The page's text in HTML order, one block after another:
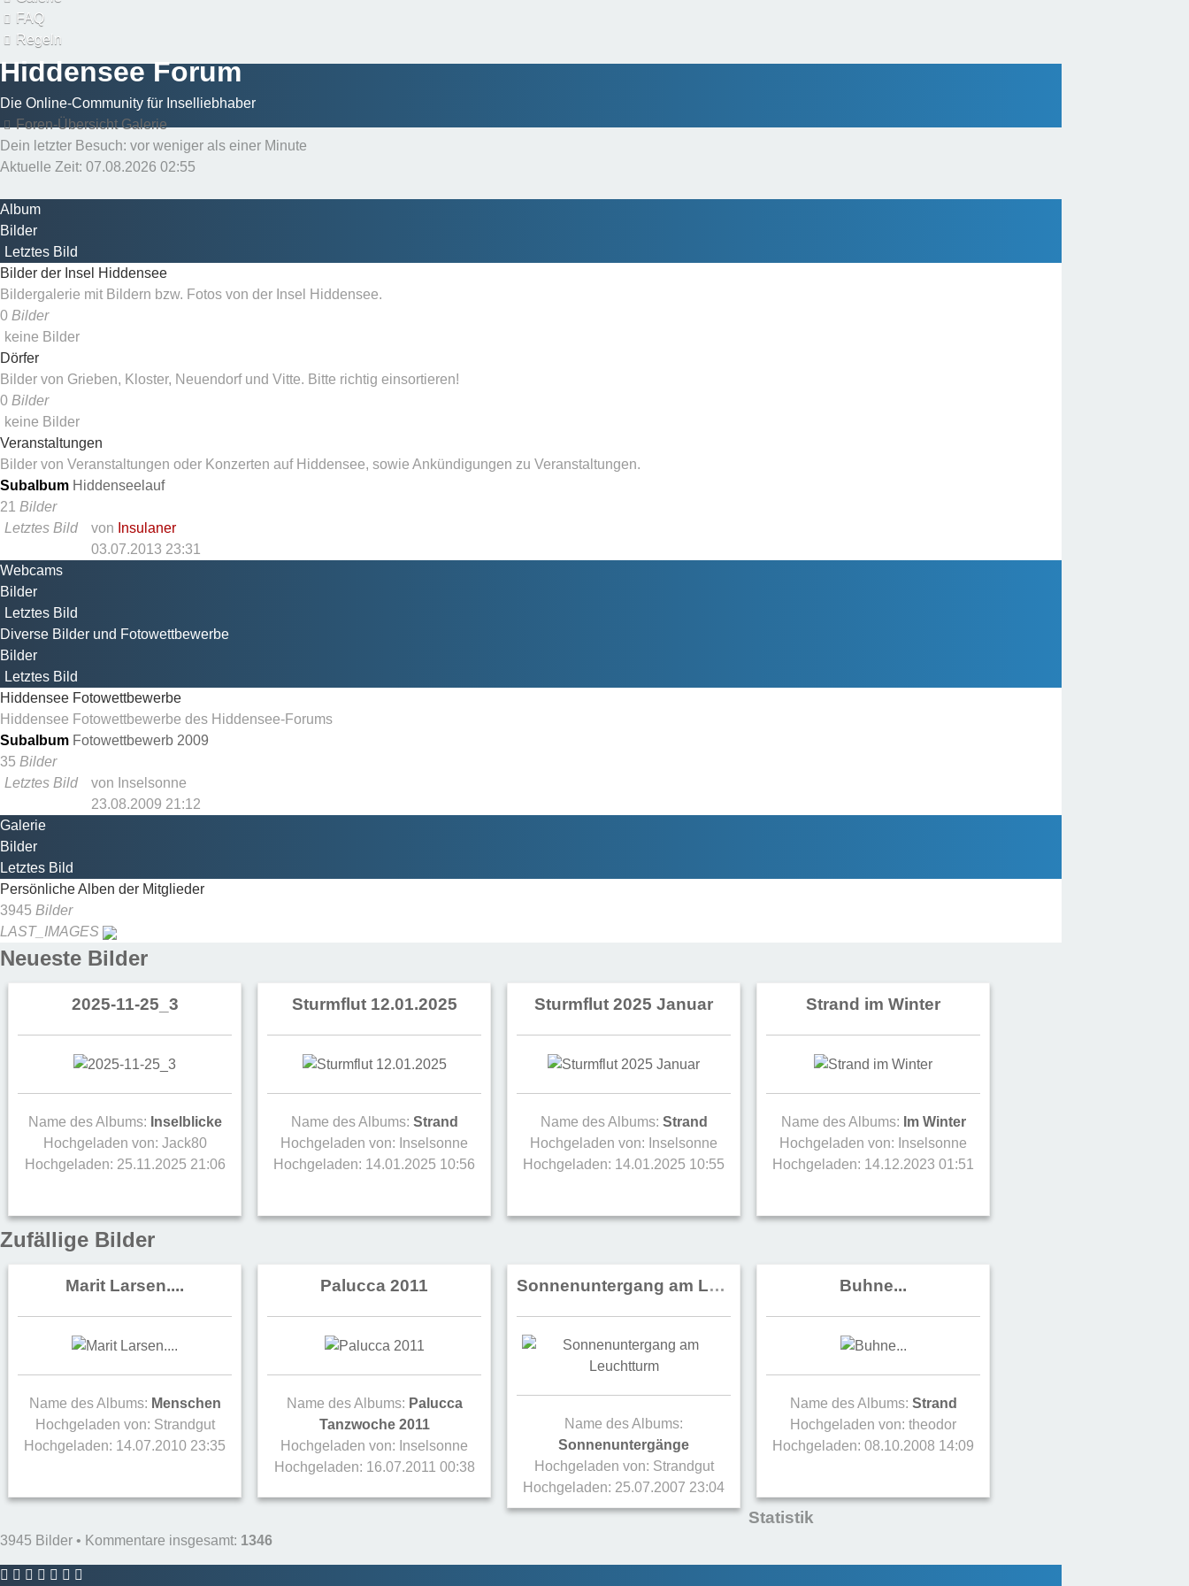
FAQ
Regeln
Hiddensee Forum
Die Online-Community für Inselliebhaber
Foren-Übersicht Galerie
Dein letzter Besuch: vor weniger als einer Minute
Aktuelle Zeit: 07.08.2026 02:55
Album
Bilder
Letztes Bild
Bilder der Insel Hiddensee
Bildergalerie mit Bildern bzw. Fotos von der Insel Hiddensee.
0 Bilder
keine Bilder
Dörfer
Bilder von Grieben, Kloster, Neuendorf und Vitte. Bitte richtig einsortieren!
0 Bilder
keine Bilder
Veranstaltungen
Bilder von Veranstaltungen oder Konzerten auf Hiddensee, sowie Ankündigungen zu Veranstaltungen.
Subalbum Hiddenseelauf
21 Bilder
Letztes Bild
von Insulaner
03.07.2013 23:31
Webcams
Bilder
Letztes Bild
Diverse Bilder und Fotowettbewerbe
Bilder
Letztes Bild
Hiddensee Fotowettbewerbe
Hiddensee Fotowettbewerbe des Hiddensee-Forums
Subalbum Fotowettbewerb 2009
35 Bilder
Letztes Bild
von Inselsonne
23.08.2009 21:12
Galerie
Bilder
Letztes Bild
Persönliche Alben der Mitglieder
3945 Bilder
LAST_IMAGES
Neueste Bilder
2025-11-25_3
Name des Albums: Inselblicke
Hochgeladen von: Jack80
Hochgeladen: 25.11.2025 21:06
Sturmflut 12.01.2025
Name des Albums: Strand
Hochgeladen von: Inselsonne
Hochgeladen: 14.01.2025 10:56
Sturmflut 2025 Januar
Name des Albums: Strand
Hochgeladen von: Inselsonne
Hochgeladen: 14.01.2025 10:55
Strand im Winter
Name des Albums: Im Winter
Hochgeladen von: Inselsonne
Hochgeladen: 14.12.2023 01:51
Zufällige Bilder
Marit Larsen....
Name des Albums: Menschen
Hochgeladen von: Strandgut
Hochgeladen: 14.07.2010 23:35
Palucca 2011
Name des Albums: Palucca
Tanzwoche 2011
Hochgeladen von: Inselsonne
Hochgeladen: 16.07.2011 00:38
Sonnenuntergang am Leuchtturm
Name des Albums:
Sonnenuntergänge
Hochgeladen von: Strandgut
Hochgeladen: 25.07.2007 23:04
Buhne...
Name des Albums: Strand
Hochgeladen von: theodor
Hochgeladen: 08.10.2008 14:09
Statistik
3945 Bilder • Kommentare insgesamt: 1346